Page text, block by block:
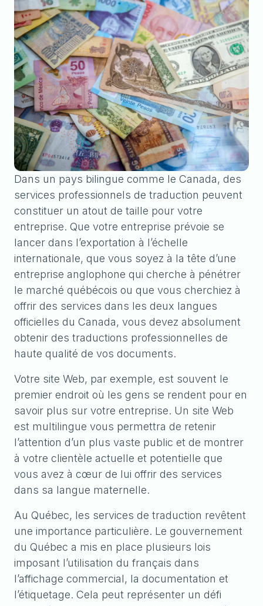
Dans un pays bilingue comme le Canada, des
services professionnels de traduction peuvent
constituer un atout de taille pour votre
entreprise. Que votre entreprise prévoie se
lancer dans l’exportation à l’échelle
internationale, que vous soyez à la tête d’une
entreprise anglophone qui cherche à pénétrer
le marché québécois ou que vous cherchiez à
offrir des services dans les deux langues
officielles du Canada, vous devez absolument
obtenir des traductions professionnelles de
haute qualité de vos documents.
Votre site Web, par exemple, est souvent le
premier endroit où les gens se rendent pour en
savoir plus sur votre entreprise. Un site Web
est multilingue vous permettra de retenir
l’attention d’un plus vaste public et de montrer
à votre clientèle actuelle et potentielle que
vous avez à cœur de lui offrir des services
dans sa langue maternelle.
Au Québec, les services de traduction revêtent
une importance particulière. Le gouvernement
du Québec a mis en place plusieurs lois
imposant l’utilisation du français dans
l’affichage commercial, la documentation et
l’étiquetage. Cela peut représenter un défi